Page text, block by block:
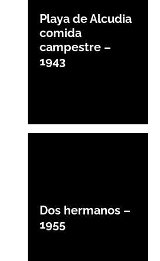
Playa de Alcudia
comida
campestre –
1943
Dos hermanos –
1955